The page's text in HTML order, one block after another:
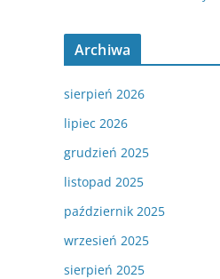
Archiwa
sierpień 2026
lipiec 2026
grudzień 2025
listopad 2025
październik 2025
wrzesień 2025
sierpień 2025